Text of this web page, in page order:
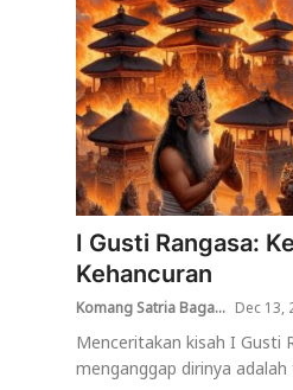
Kearifan lokal
Alam Bali
Indonesia
I Gusti Rangasa:
Kehancuran
Komang Satria Baga... Dec 13,
Menceritakan kisah I Gusti
menganggap dirinya adalah